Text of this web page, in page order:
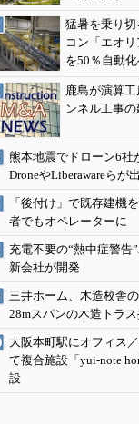
猛暑を乗り
コン「エオ
を50％自動
鹿島が演算
ンネル工事
熊本地震でドローン6社
DroneやLiberawareらが
「後付け」で既存建機
者でもオペレーターに
充電不要の“熱中症警告
新会社が開発
三井ホーム、木造校舎
28mスパンの木造トラス
大阪本町駅にオフィス
て複合施設「yui-note
設